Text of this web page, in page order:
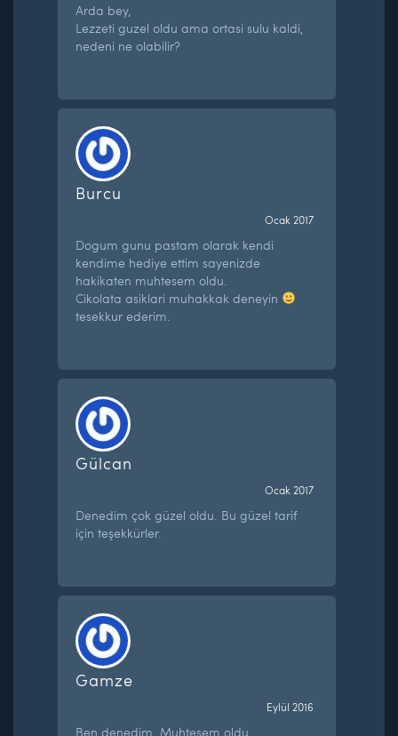
Arda bey,
Lezzeti guzel oldu ama ortasi sulu kaldi,
nedeni ne olabilir?
Burcu
Ocak 2017
Dogum gunu pastam olarak kendi
kendime hediye ettim sayenizde
hakikaten muhtesem oldu.
Cikolata asiklari muhakkak deneyin
tesekkur ederim.
Gülcan
Ocak 2017
Denedim çok güzel oldu. Bu güzel tarif
için teşekkürler.
Gamze
Eylül 2016
Ben denedim. Muhteşem oldu.